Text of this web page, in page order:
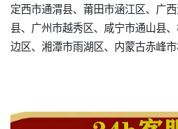
定西市通渭县、莆田市涵江区、广
县、广州市越秀区、咸宁市通山县
边区、湘潭市雨湖区、内蒙古赤峰